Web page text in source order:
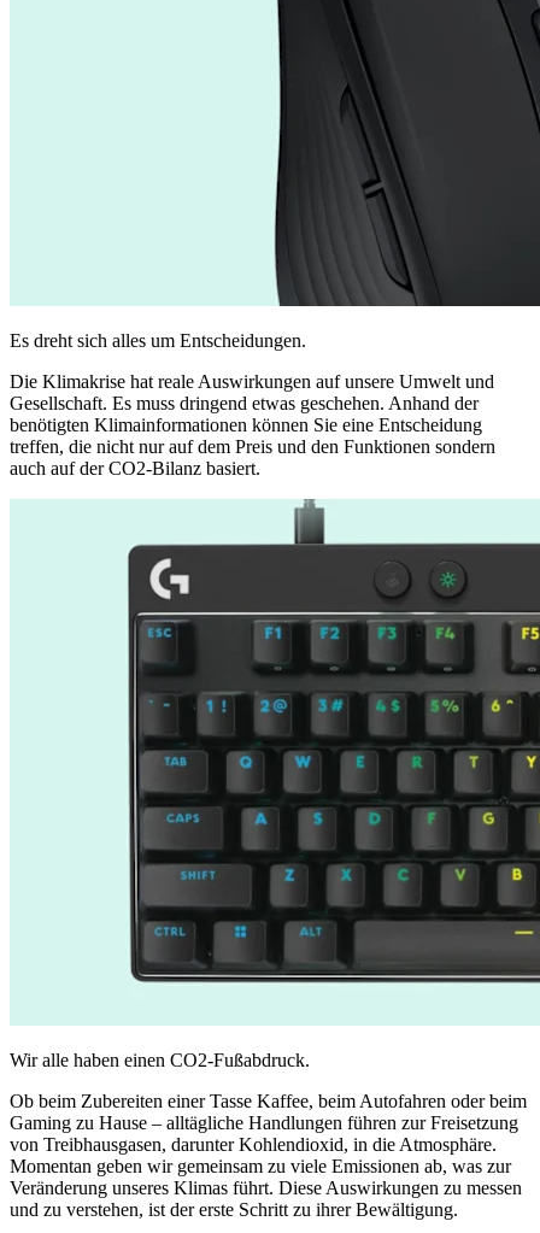
Es dreht sich alles um Entscheidungen.
Die Klimakrise hat reale Auswirkungen auf unsere Umwelt und
Gesellschaft. Es muss dringend etwas geschehen. Anhand der
benötigten Klimainformationen können Sie eine Entscheidung
treffen, die nicht nur auf dem Preis und den Funktionen sondern
auch auf der CO2-Bilanz basiert.
Wir alle haben einen CO2-Fußabdruck.
Ob beim Zubereiten einer Tasse Kaffee, beim Autofahren oder beim
Gaming zu Hause – alltägliche Handlungen führen zur Freisetzung
von Treibhausgasen, darunter Kohlendioxid, in die Atmosphäre.
Momentan geben wir gemeinsam zu viele Emissionen ab, was zur
Veränderung unseres Klimas führt. Diese Auswirkungen zu messen
und zu verstehen, ist der erste Schritt zu ihrer Bewältigung.